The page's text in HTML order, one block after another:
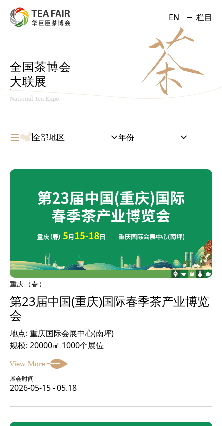
EN 栏目
全国茶博会
大联展
National Tea Expo
全部地区 年份
重庆（春）
第23届中国(重庆)国际春季茶产业博览
会
地点: 重庆国际会展中心(南坪)
规模: 20000㎡ 1000个展位
View More
展会时间
2026-05-15 - 05.18